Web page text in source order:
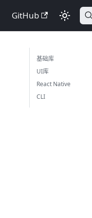
GitHub
基础库
UI库
React Native
CLI